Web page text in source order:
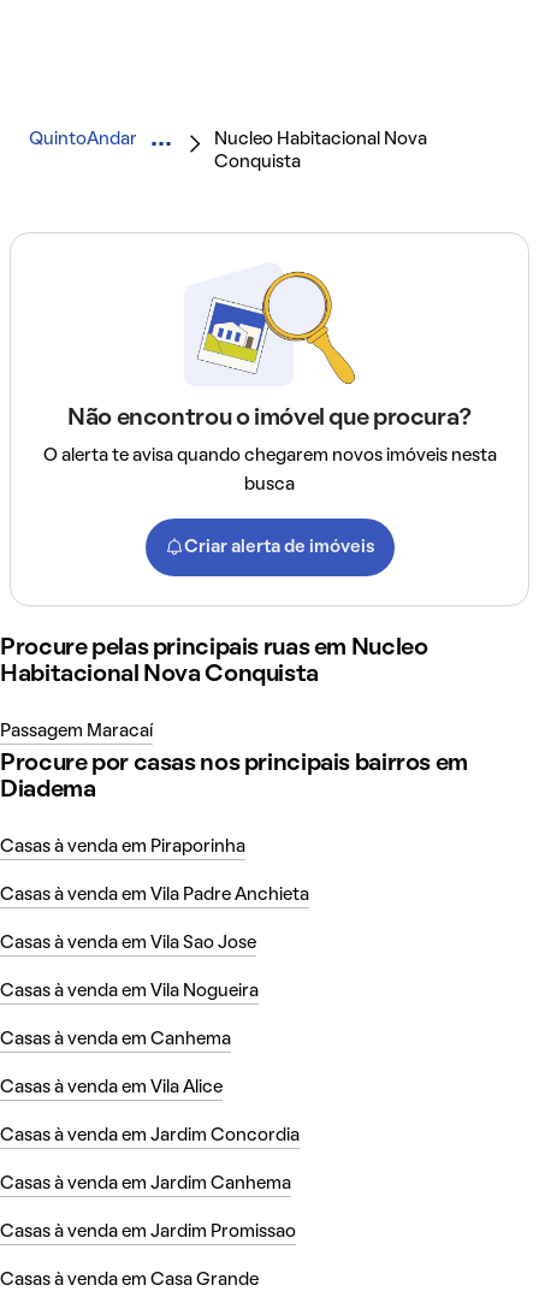
QuintoAndar
Nucleo Habitacional Nova
Conquista
Não encontrou o imóvel que procura?
O alerta te avisa quando chegarem novos imóveis nesta
busca
Criar alerta de imóveis
Procure pelas principais ruas em Nucleo
Habitacional Nova Conquista
Passagem Maracaí
Procure por casas nos principais bairros em
Diadema
Casas à venda em Piraporinha
Casas à venda em Vila Padre Anchieta
Casas à venda em Vila Sao Jose
Casas à venda em Vila Nogueira
Casas à venda em Canhema
Casas à venda em Vila Alice
Casas à venda em Jardim Concordia
Casas à venda em Jardim Canhema
Casas à venda em Jardim Promissao
Casas à venda em Casa Grande